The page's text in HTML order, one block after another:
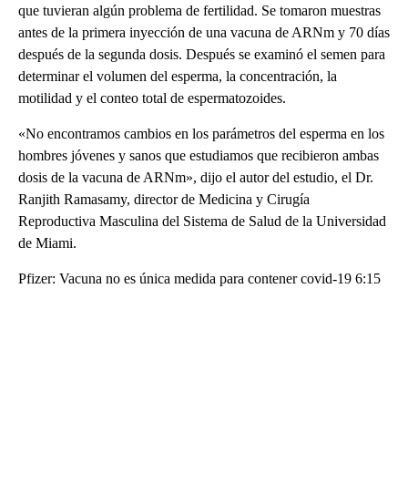
que tuvieran algún problema de fertilidad. Se tomaron muestras
antes de la primera inyección de una vacuna de ARNm y 70 días
después de la segunda dosis. Después se examinó el semen para
determinar el volumen del esperma, la concentración, la
motilidad y el conteo total de espermatozoides.
«No encontramos cambios en los parámetros del esperma en los
hombres jóvenes y sanos que estudiamos que recibieron ambas
dosis de la vacuna de ARNm», dijo el autor del estudio, el Dr.
Ranjith Ramasamy, director de Medicina y Cirugía
Reproductiva Masculina del Sistema de Salud de la Universidad
de Miami.
Pfizer: Vacuna no es única medida para contener covid-19 6:15